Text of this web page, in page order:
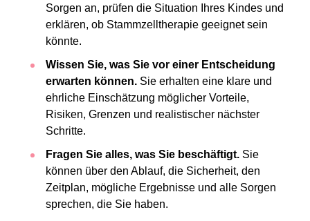
Sorgen an, prüfen die Situation Ihres Kindes und
erklären, ob Stammzelltherapie geeignet sein
könnte.
Wissen Sie, was Sie vor einer Entscheidung
erwarten können. Sie erhalten eine klare und
ehrliche Einschätzung möglicher Vorteile,
Risiken, Grenzen und realistischer nächster
Schritte.
Fragen Sie alles, was Sie beschäftigt. Sie
können über den Ablauf, die Sicherheit, den
Zeitplan, mögliche Ergebnisse und alle Sorgen
sprechen, die Sie haben.